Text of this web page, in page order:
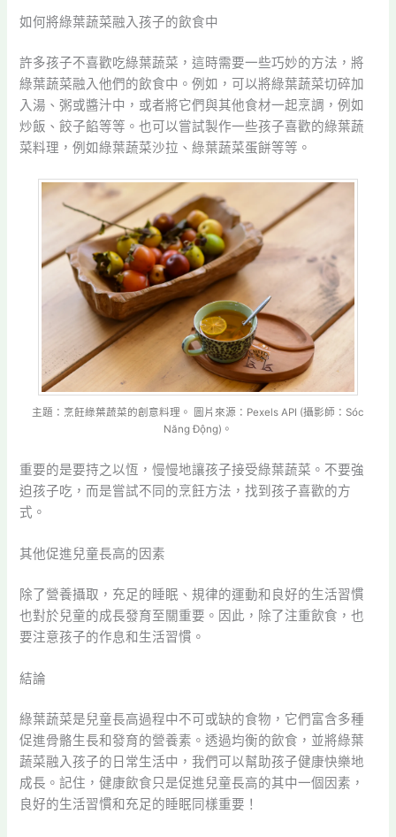
如何將綠葉蔬菜融入孩子的飲食中
許多孩子不喜歡吃綠葉蔬菜，這時需要一些巧妙的方法，將
綠葉蔬菜融入他們的飲食中。例如，可以將綠葉蔬菜切碎加
入湯、粥或醬汁中，或者將它們與其他食材一起烹調，例如
炒飯、餃子餡等等。也可以嘗試製作一些孩子喜歡的綠葉蔬
菜料理，例如綠葉蔬菜沙拉、綠葉蔬菜蛋餅等等。
主題：烹飪綠葉蔬菜的創意料理。 圖片來源：Pexels API (攝影師：Sóc
Năng Động)。
重要的是要持之以恆，慢慢地讓孩子接受綠葉蔬菜。不要強
迫孩子吃，而是嘗試不同的烹飪方法，找到孩子喜歡的方
式。
其他促進兒童長高的因素
除了營養攝取，充足的睡眠、規律的運動和良好的生活習慣
也對於兒童的成長發育至關重要。因此，除了注重飲食，也
要注意孩子的作息和生活習慣。
結論
綠葉蔬菜是兒童長高過程中不可或缺的食物，它們富含多種
促進骨骼生長和發育的營養素。透過均衡的飲食，並將綠葉
蔬菜融入孩子的日常生活中，我們可以幫助孩子健康快樂地
成長。記住，健康飲食只是促進兒童長高的其中一個因素，
良好的生活習慣和充足的睡眠同樣重要！